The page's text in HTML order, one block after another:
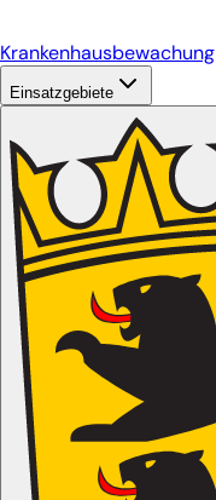
Krankenhausbewachung
Einsatzgebiete